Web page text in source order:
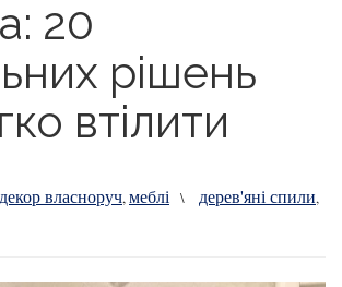
20
рішень
втілити
власноруч,меблі \ дерев'яні спили,